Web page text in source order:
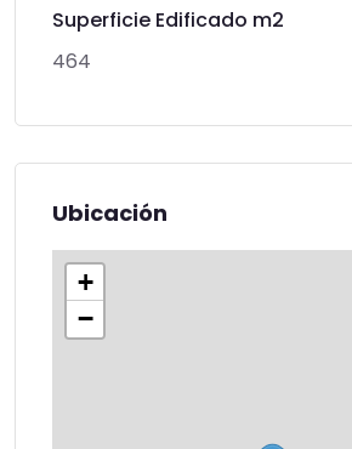
Superficie Edificado m2
464
Ubicación
+
−